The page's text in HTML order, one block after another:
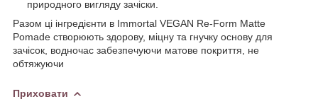
природного вигляду зачіски.
Разом ці інгредієнти в Immortal VEGAN Re-Form Matte
Pomade створюють здорову, міцну та гнучку основу для
зачісок, водночас забезпечуючи матове покриття, не
обтяжуючи
Приховати